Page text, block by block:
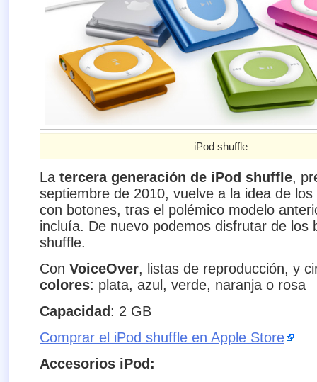
iPod shuffle
La tercera generación de iPod shuffle,
septiembre de 2010, vuelve a la idea de
con botones, tras el polémico modelo
incluía. De nuevo podemos disfrutar de los
shuffle.
Con VoiceOver, listas de reproducción, y
colores: plata, azul, verde, naranja o rosa
Capacidad : 2 GB
Comprar el iPod shuffle en Apple Store
Accesorios iPod: